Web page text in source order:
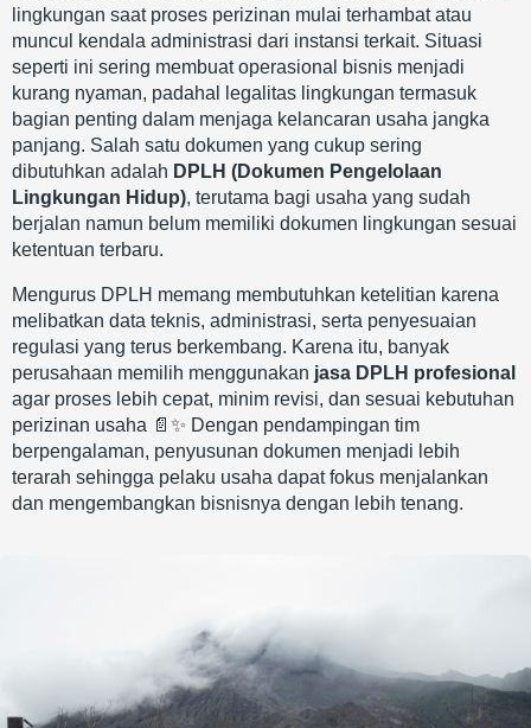
lingkungan saat proses perizinan mulai terhambat atau
muncul kendala administrasi dari instansi terkait. Situasi
seperti ini sering membuat operasional bisnis menjadi
kurang nyaman, padahal legalitas lingkungan termasuk
bagian penting dalam menjaga kelancaran usaha jangka
panjang. Salah satu dokumen yang cukup sering
dibutuhkan adalah DPLH (Dokumen Pengelolaan
Lingkungan Hidup), terutama bagi usaha yang sudah
berjalan namun belum memiliki dokumen lingkungan sesuai
ketentuan terbaru.
Mengurus DPLH memang membutuhkan ketelitian karena
melibatkan data teknis, administrasi, serta penyesuaian
regulasi yang terus berkembang. Karena itu, banyak
perusahaan memilih menggunakan jasa DPLH profesional
agar proses lebih cepat, minim revisi, dan sesuai kebutuhan
perizinan usaha 📄✨ Dengan pendampingan tim
berpengalaman, penyusunan dokumen menjadi lebih
terarah sehingga pelaku usaha dapat fokus menjalankan
dan mengembangkan bisnisnya dengan lebih tenang.